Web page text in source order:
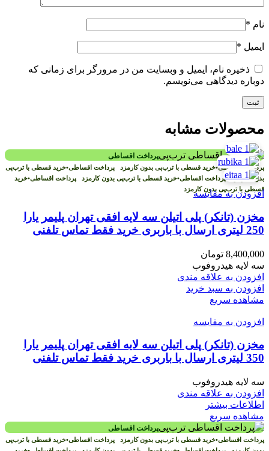
نام *
ایمیل *
ذخیره نام، ایمیل و وبسایت من در مرورگر برای زمانی که
دوباره دیدگاهی می‌نویسم.
محصولات مشابه
پرداخت اقساطی
پرداخت اقساطی•خرید قسطی با ترب‌پی بدون کارمزد پرداخت اقساطی•خرید قسطی با ترب‌پی
بدون کارمزدپرداخت اقساطی•خرید قسطی با ترب‌پی بدون کارمزد پرداخت اقساطی•خرید
قسطی با ترب‌پی بدون کارمزد
افزودن به مقایسه
مخزن (تانکر) پلی اتیلن سه لایه افقی تهران پلیمر یارا
250 لیتری ارسال با باربری خرید فقط تماس تلفنی
8,400,000 تومان
سه لایه هیدروفوب
افزودن به علاقه مندی
افزودن به سبد خرید
مشاهده سریع
افزودن به مقایسه
مخزن (تانکر) پلی اتیلن سه لایه افقی تهران پلیمر یارا
350 لیتری ارسال با باربری خرید فقط تماس تلفنی
سه لایه هیدروفوب
افزودن به علاقه مندی
اطلاعات بیشتر
مشاهده سریع
پرداخت اقساطی
پرداخت اقساطی•خرید قسطی با ترب‌پی بدون کارمزد پرداخت اقساطی•خرید قسطی با ترب‌پی